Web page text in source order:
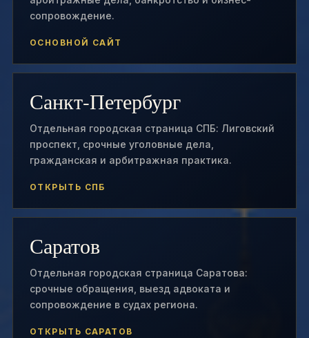
сопровождение.
ОСНОВНОЙ САЙТ
Санкт-Петербург
Отдельная городская страница СПБ: Лиговский
проспект, срочные уголовные дела,
гражданская и арбитражная практика.
ОТКРЫТЬ СПБ
Саратов
Отдельная городская страница Саратова:
срочные обращения, выезд адвоката и
сопровождение в судах региона.
ОТКРЫТЬ САРАТОВ